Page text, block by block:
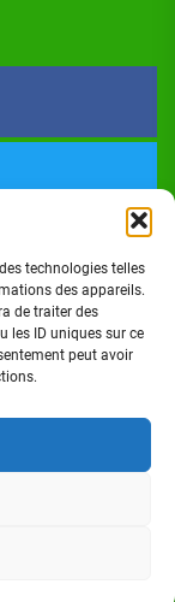
technologies telles
des appareils.
de traiter des
les ID uniques sur ce
peut avoir
Science
Lifestyle
Opinions
Services
droits